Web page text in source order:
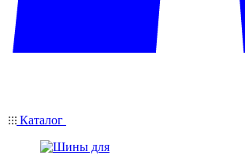
Каталог